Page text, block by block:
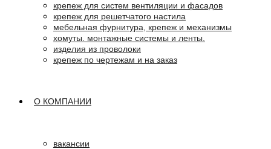
крепеж для систем вентиляции и фасадов
крепеж для решетчатого настила
мебельная фурнитура, крепеж и механизмы
хомуты. монтажные системы и ленты.
изделия из проволоки
крепеж по чертежам и на заказ
О КОМПАНИИ
вакансии